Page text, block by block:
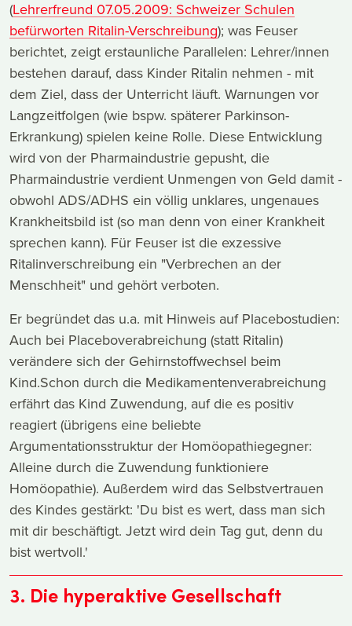
(Lehrerfreund 07.05.2009: Schweizer Schulen
befürworten Ritalin-Verschreibung); was Feuser
berichtet, zeigt erstaunliche Parallelen: Lehrer/innen
bestehen darauf, dass Kinder Ritalin nehmen - mit
dem Ziel, dass der Unterricht läuft. Warnungen vor
Langzeitfolgen (wie bspw. späterer Parkinson-
Erkrankung) spielen keine Rolle. Diese Entwicklung
wird von der Pharmaindustrie gepusht, die
Pharmaindustrie verdient Unmengen von Geld damit -
obwohl ADS/ADHS ein völlig unklares, ungenaues
Krankheitsbild ist (so man denn von einer Krankheit
sprechen kann). Für Feuser ist die exzessive
Ritalinverschreibung ein "Verbrechen an der
Menschheit" und gehört verboten.
Er begründet das u.a. mit Hinweis auf Placebostudien:
Auch bei Placeboverabreichung (statt Ritalin)
verändere sich der Gehirnstoffwechsel beim
Kind.Schon durch die Medikamentenverabreichung
erfährt das Kind Zuwendung, auf die es positiv
reagiert (übrigens eine beliebte
Argumentationsstruktur der Homöopathiegegner:
Alleine durch die Zuwendung funktioniere
Homöopathie). Außerdem wird das Selbstvertrauen
des Kindes gestärkt: 'Du bist es wert, dass man sich
mit dir beschäftigt. Jetzt wird dein Tag gut, denn du
bist wertvoll.'
3. Die hyperaktive Gesellschaft